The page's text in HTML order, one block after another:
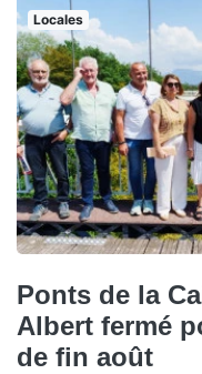
Locales
Ponts de la
Albert fermé
de fin août